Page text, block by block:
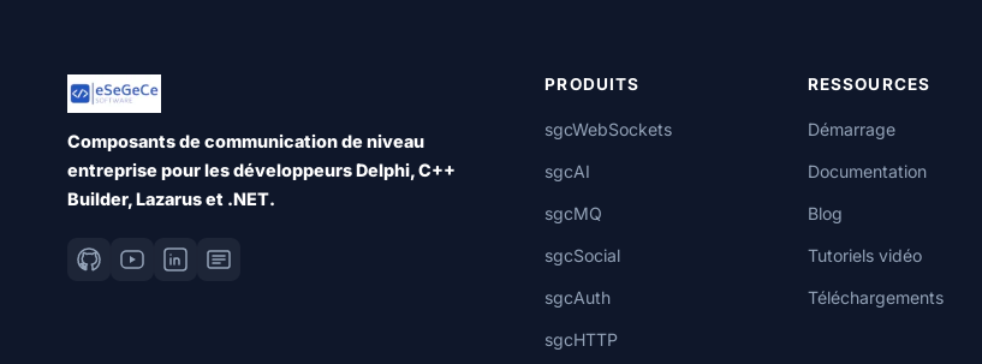
Composants de communication de niveau
entreprise pour les développeurs Delphi, C++
Builder, Lazarus et .NET.
PRODUITS
sgcWebSockets
sgcAI
sgcMQ
sgcSocial
sgcAuth
sgcHTTP
RESSOURCES
Démarrage
Documentation
Blog
Tutoriels vidéo
Téléchargements